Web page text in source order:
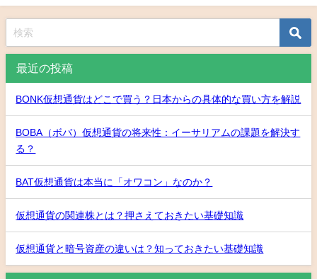
最近の投稿
BONK仮想通貨はどこで買う？日本からの具体的な買い方を解説
BOBA（ボバ）仮想通貨の将来性：イーサリアムの課題を解決す
る？
BAT仮想通貨は本当に「オワコン」なのか？
仮想通貨の関連株とは？押さえておきたい基礎知識
仮想通貨と暗号資産の違いは？知っておきたい基礎知識